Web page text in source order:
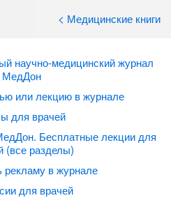
< Медицинские книги
научно-медицинский журнал
МедДон
или лекцию в журнале
для врачей
Бесплатные лекции для
(все разделы)
рекламу в журнале
для врачей